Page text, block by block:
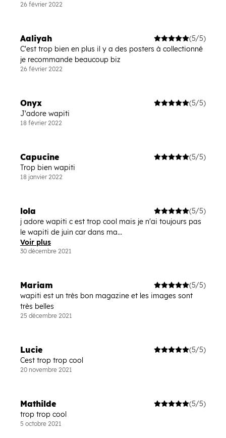
26 février 2022
Aaliyah
(5/5)
C'est trop bien en plus il y a des posters à collectionné
je recommande beaucoup biz
26 février 2022
Onyx
(5/5)
J'adore wapiti
18 février 2022
Capucine
(5/5)
Trop bien wapiti
18 janvier 2022
lola
(5/5)
j adore wapiti c est trop cool mais je n'ai toujours pas
le wapiti de juin car dans ma...
Voir plus
30 décembre 2021
Mariam
(5/5)
wapiti est un très bon magazine et les images sont
très belles
25 décembre 2021
Lucie
(5/5)
Cest trop trop cool
20 novembre 2021
Mathilde
(5/5)
trop trop cool
5 octobre 2021